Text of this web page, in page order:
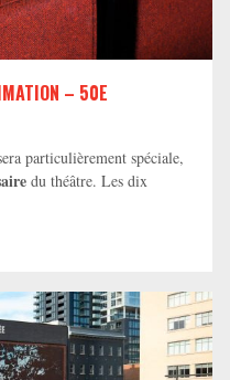
– 50E
particulièrement spéciale,
du théâtre. Les dix